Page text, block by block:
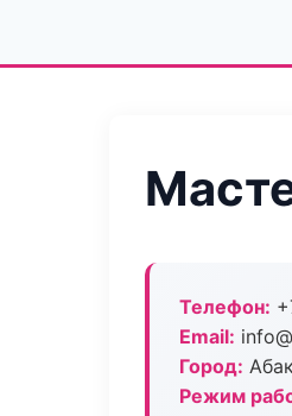
Телефон:
Email:
Город:
Режим